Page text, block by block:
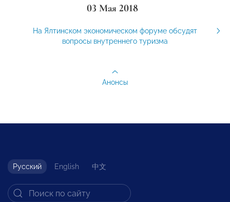
03 Мая 2018
На Ялтинском экономическом форуме обсудят
вопросы внутреннего туризма
Анонсы
Русский English 中文